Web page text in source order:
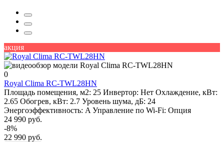
акция
0
Royal Clima RC-TWL28HN
Площадь помещения, м2: 25 Инвертор: Нет Охлаждение, кВт:
2.65 Обогрев, кВт: 2.7 Уровень шума, дБ: 24
Энергоэффективность: A Управление по Wi-Fi: Опция
24 990 руб.
-8%
22 990 руб.